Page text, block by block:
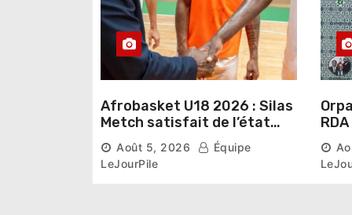
l
e
Afrobasket U18 2026 : Silas
Metch satisfait de l’état
des infrastructures et
ambitieux pour les
Éléphants
Août 5, 2026
Équipe
LeJourPile
RDA « accuse » l’État de